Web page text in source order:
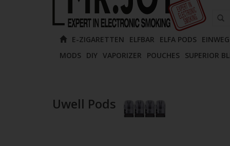
die
Pfeile
E-ZIGARETTEN ELFBAR ELFA PODS
MODS DIY VAPORIZER POUCHES SUPERIOR
Uwell Pods